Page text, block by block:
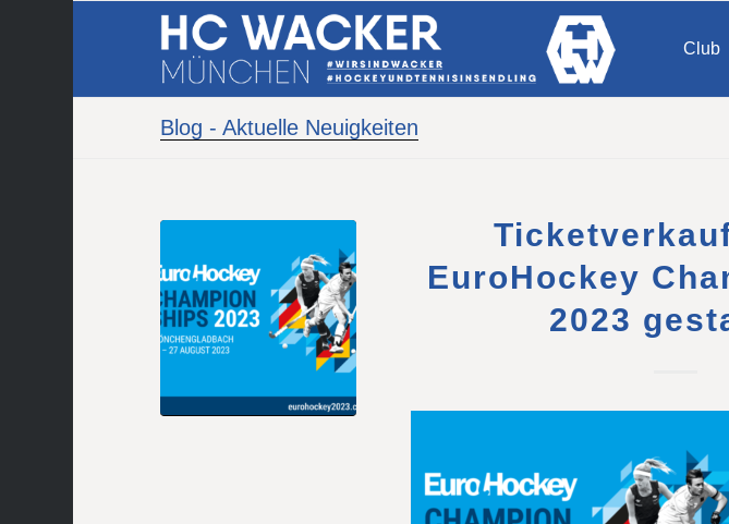
Club
Blog - Aktuelle Neuigkeiten
EuroHockey
2023